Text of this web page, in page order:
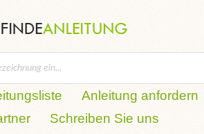
Anleitung anfordern
Schreiben Sie uns